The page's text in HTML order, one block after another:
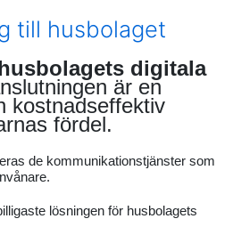
till husbolaget
digitala
är en
kostnadseffektiv
fördel.
de kommunikationstjänster som
lösningen för husbolagets